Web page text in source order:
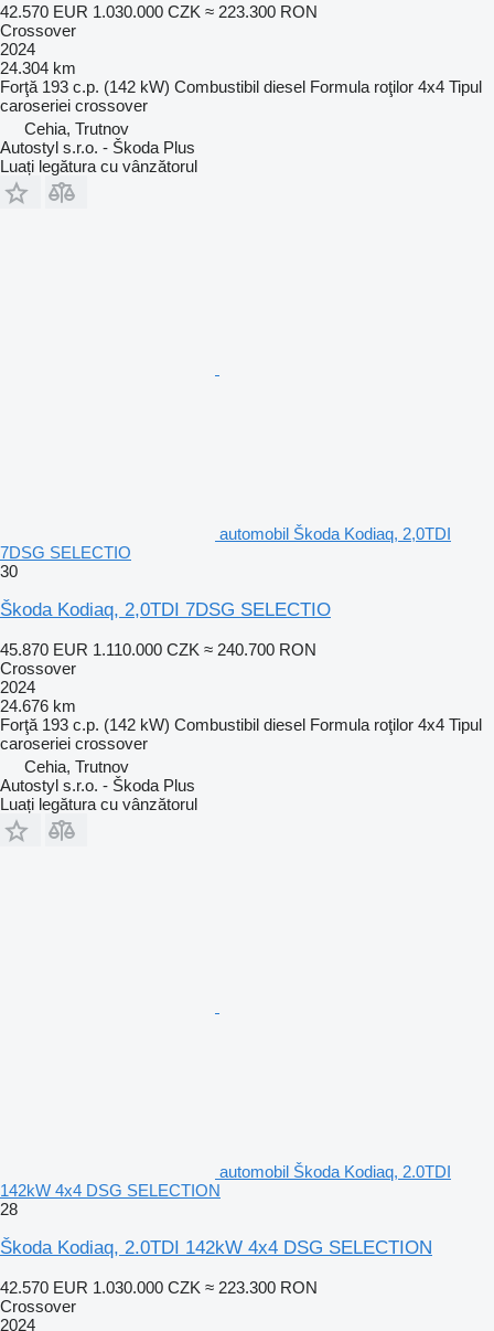
42.570 EUR 1.030.000 CZK ≈ 223.300 RON
Crossover
2024
24.304 km
Forţă 193 c.p. (142 kW) Combustibil diesel Formula roţilor 4x4 Tipul
caroseriei crossover
Cehia, Trutnov
Autostyl s.r.o. - Škoda Plus
Luați legătura cu vânzătorul
automobil Škoda Kodiaq, 2,0TDI
7DSG SELECTIO
30
Škoda Kodiaq, 2,0TDI 7DSG SELECTIO
45.870 EUR 1.110.000 CZK ≈ 240.700 RON
Crossover
2024
24.676 km
Forţă 193 c.p. (142 kW) Combustibil diesel Formula roţilor 4x4 Tipul
caroseriei crossover
Cehia, Trutnov
Autostyl s.r.o. - Škoda Plus
Luați legătura cu vânzătorul
automobil Škoda Kodiaq, 2.0TDI
142kW 4x4 DSG SELECTION
28
Škoda Kodiaq, 2.0TDI 142kW 4x4 DSG SELECTION
42.570 EUR 1.030.000 CZK ≈ 223.300 RON
Crossover
2024